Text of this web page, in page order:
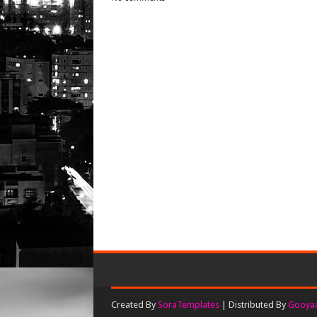
Created By SoraTemplates | Distributed By